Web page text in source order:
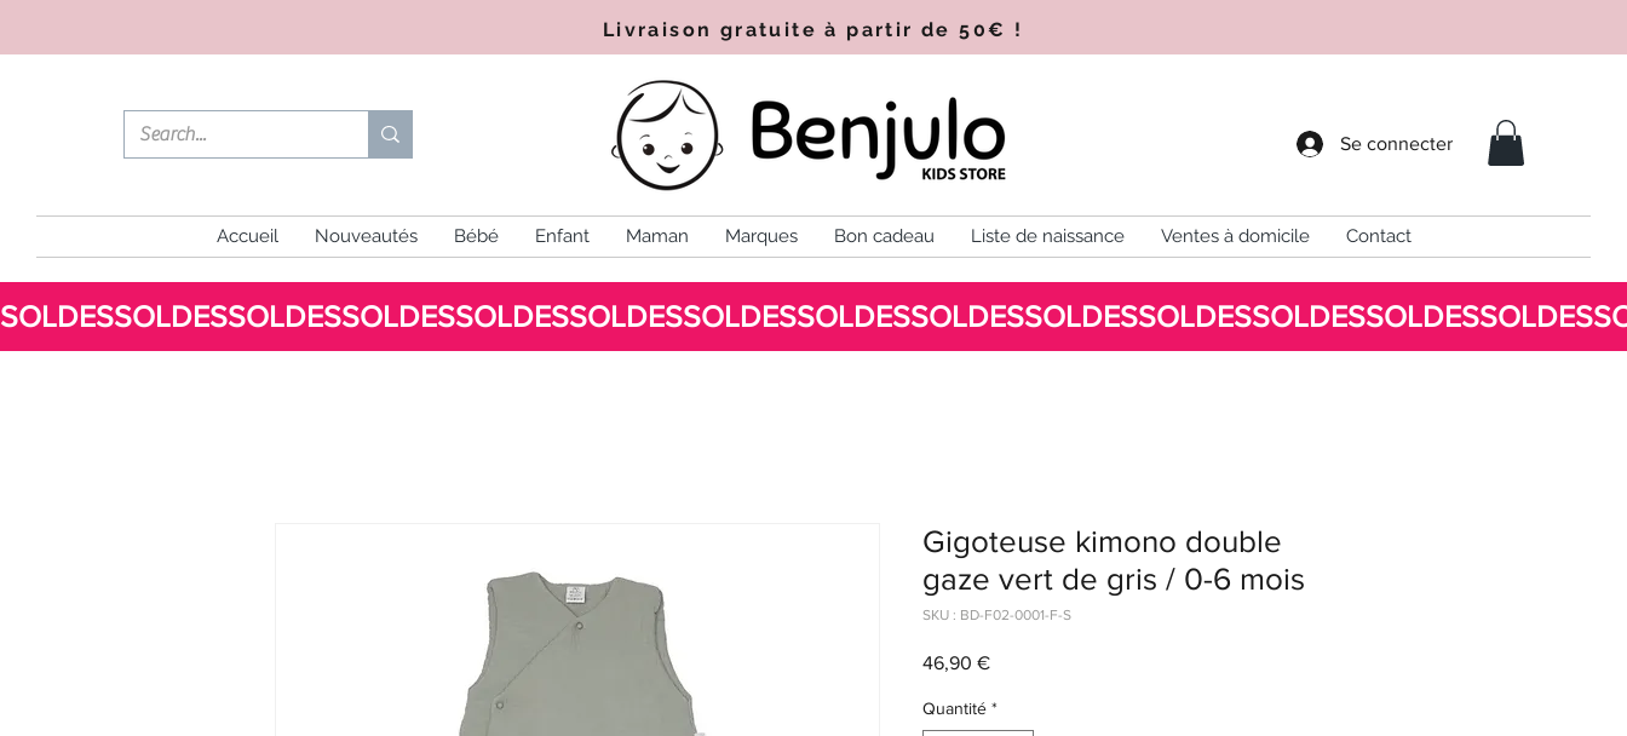
Livraison gratuite à partir de 50€ !
Se connecter
Accueil Nouveautés Bébé Enfant Maman Marques Bon cadeau Liste de naissance Ventes à domicile Contact
Gigoteuse kimono double
gaze vert de gris / 0-6 mois
SKU : BD-F02-0001-F-S
46,90 €Prix
Quantité *